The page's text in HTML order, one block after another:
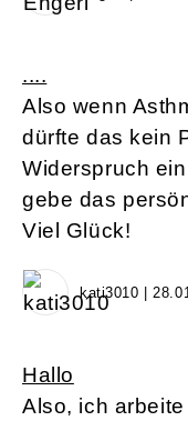
....
Also wenn
dürfte das kein
Widerspruch
gebe das
Viel Glück!
kati3010 |
Hallo
Also, ich